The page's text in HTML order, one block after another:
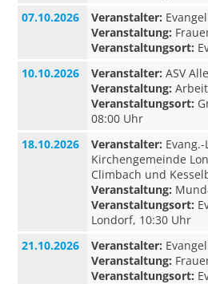
07.10.2026
Veranstalter:
Veranstaltung:
Veranstaltungsort:
10.10.2026
Veranstalter: ASV
Veranstaltung:
Veranstaltungsort:
08:00 Uhr
18.10.2026
Veranstalter:
Kirchengemeinde
Climbach und
Veranstaltung:
Veranstaltungsort:
Londorf, 10:30 Uhr
21.10.2026
Veranstalter:
Veranstaltung:
Veranstaltungsort: